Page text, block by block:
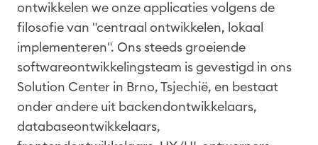
ontwikkelen we onze applicaties volgens de
filosofie van "centraal ontwikkelen, lokaal
implementeren". Ons steeds groeiende
softwareontwikkelingsteam is gevestigd in ons
Solution Center in Brno, Tsjechië, en bestaat
onder andere uit backendontwikkelaars,
databaseontwikkelaars,